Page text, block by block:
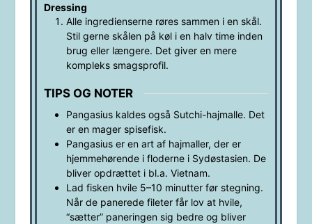
Dressing
Alle ingredienserne røres sammen i en skål.
Stil gerne skålen på køl i en halv time inden
brug eller længere. Det giver en mere
kompleks smagsprofil.
TIPS OG NOTER
Pangasius kaldes også Sutchi-hajmalle. Det
er en mager spisefisk.
Pangasius er en art af hajmaller, der er
hjemmehørende i floderne i Sydøstasien. De
bliver opdrættet i bl.a. Vietnam.
Lad fisken hvile 5–10 minutter før stegning.
Når de panerede fileter får lov at hvile,
“sætter” paneringen sig bedre og bliver